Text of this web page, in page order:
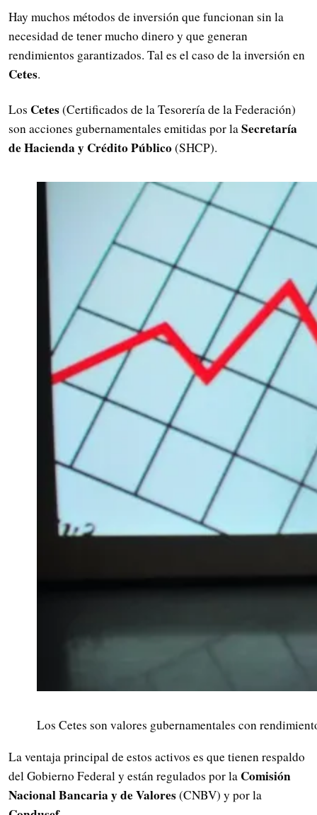
Hay muchos métodos de inversión que funcionan sin la
necesidad de tener mucho dinero y que generan
rendimientos garantizados. Tal es el caso de la inversión en
Cetes.
Los Cetes(Certificados de la Tesorería de la Federación)
son acciones gubernamentales emitidas por laSecretaría
de Hacienda y Crédito Público(SHCP).
Los Cetes son valores gubernamentales con
La ventaja principal de estos activos es que tienen respaldo
del Gobierno Federal y están regulados por la Comisión
Nacional Bancaria y de Valores(CNBV) y por la